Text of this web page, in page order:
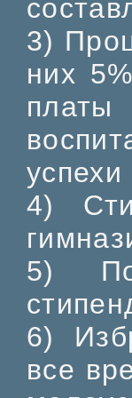
3)
них
4)
5)
6)
все